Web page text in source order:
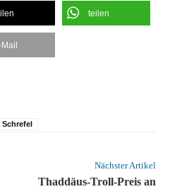
teilen
Mail
Schrefel
Nächster Artikel
Thaddäus-Troll-Preis an